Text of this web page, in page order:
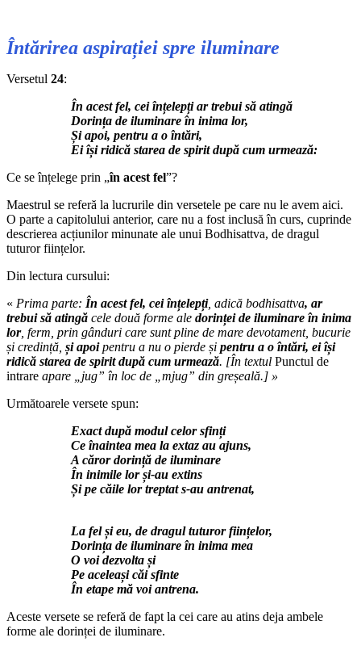
Întărirea aspirației spre iluminare
Versetul 24:
În acest fel, cei înțelepți ar trebui să atingă
Dorința de iluminare în inima lor,
Și apoi, pentru a o întări,
Ei își ridică starea de spirit după cum urmează:
Ce se înțelege prin „în acest fel”?
Maestrul se referă la lucrurile din versetele pe care nu le avem aici.
O parte a capitolului anterior, care nu a fost inclusă în curs, cuprinde
descrierea acțiunilor minunate ale unui Bodhisattva, de dragul
tuturor ființelor.
Din lectura cursului:
« Prima parte: În acest fel, cei înțelepți, adică bodhisattva, ar
trebui să atingă cele două forme ale dorinței de iluminare în inima
lor, ferm, prin gânduri care sunt pline de mare devotament, bucurie
și credință, și apoipentru a nu o pierde și pentru a o întări, ei își
ridică starea de spirit după cum urmează. [În textul Punctul de
intrare apare „jug” în loc de „mjug” din greșeală.] »
Următoarele versete spun:
Exact după modul celor sfinți
Ce înaintea mea la extaz au ajuns,
A căror dorință de iluminare
În inimile lor și-au extins
Și pe căile lor treptat s-au antrenat,
La fel și eu, de dragul tuturor ființelor,
Dorința de iluminare în inima mea
O voi dezvolta și
Pe aceleași căi sfinte
În etape mă voi antrena.
Aceste versete se referă de fapt la cei care au atins deja ambele
forme ale dorinței de iluminare.